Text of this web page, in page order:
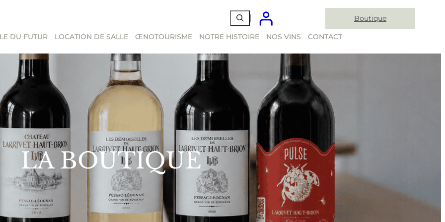
Boutique
DU FUTUR LOCATION DE SALLE ŒNOTOURISME NOTRE HISTOIRE NOS VINS CONTACT
LA BOUTIQUE